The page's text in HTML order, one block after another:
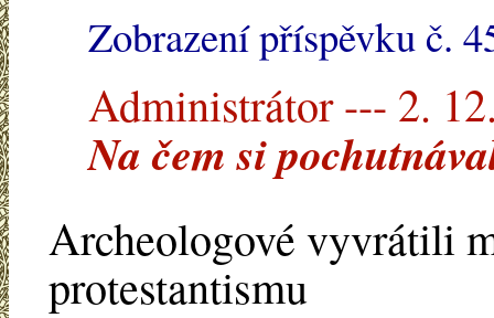
Zobrazení příspěvku č.
Administrátor --- 2.
Na čem si
Archeologové vyvrátili
protestantismu